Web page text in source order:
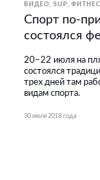
ВИДЕО SUP
Спорт по-
состоялся
20–22 июля на
состоялся
трех дней там
видам спорта.
30 июля 2018 года